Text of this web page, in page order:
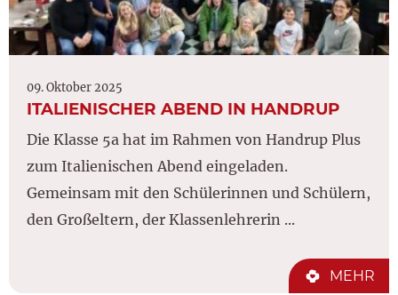
09. Oktober 2025
ITALIENISCHER ABEND IN HANDRUP
Die Klasse 5a hat im Rahmen von Handrup Plus
zum Italienischen Abend eingeladen.
Gemeinsam mit den Schülerinnen und Schülern,
den Großeltern, der Klassenlehrerin ...
MEHR